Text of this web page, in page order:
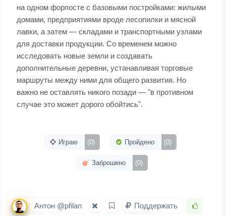
на одном форпосте с базовыми постройками: жилыми
домами, предприятиями вроде лесопилки и мясной
лавки, а затем — складами и транспортными узлами
для доставки продукции. Со временем можно
исследовать новые земли и создавать
дополнительные деревни, устанавливая торговые
маршруты между ними для общего развития. Но
важно не оставлять никого позади — "в противном
случае это может дорого обойтись".
Играю (0) Пройдено (0)
Заброшено (0)
Антон @pfilan Поддержать